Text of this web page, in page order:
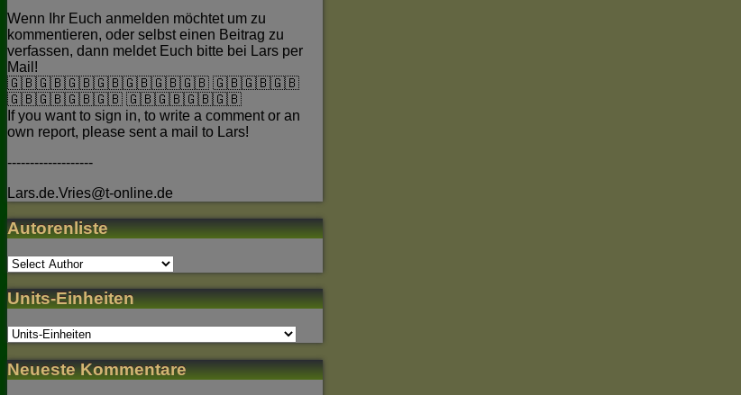
Wenn Ihr Euch anmelden möchtet um zu
kommentieren, oder selbst einen Beitrag zu
verfassen, dann meldet Euch bitte bei Lars per
Mail!
🇬🇧🇬🇧🇬🇧🇬🇧🇬🇧🇬🇧🇬🇧 🇬🇧🇬🇧🇬🇧
🇬🇧🇬🇧🇬🇧🇬🇧 🇬🇧🇬🇧🇬🇧🇬🇧
If you want to sign in, to write a comment or an
own report, please sent a mail to Lars!
-------------------
Lars.de.Vries@t-online.de
Autorenliste
Units-Einheiten
Neueste Kommentare